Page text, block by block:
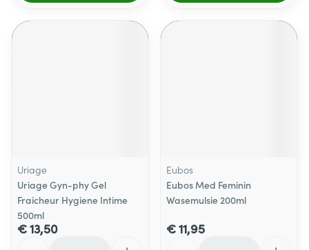
Uriage
Uriage Gyn-phy Gel
Fraicheur Hygiene Intime
500ml
€ 13,50
Eubos
Eubos Med Feminin
Wasemulsie 200ml
€ 11,95